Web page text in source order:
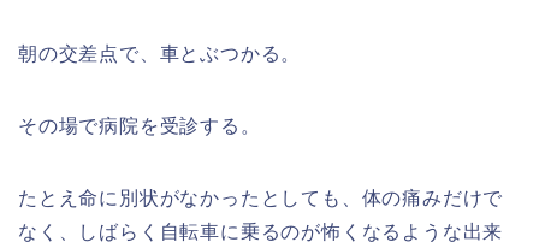
朝の交差点で、車とぶつかる。
その場で病院を受診する。
たとえ命に別状がなかったとしても、体の痛みだけで
なく、しばらく自転車に乗るのが怖くなるような出来